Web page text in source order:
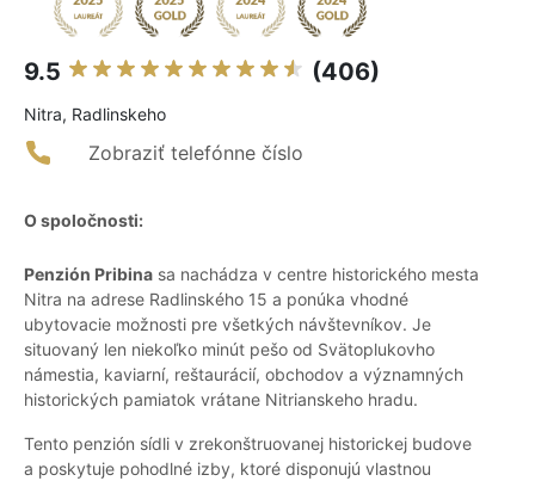
9.5 (406)
Nitra, Radlinskeho
Zobraziť telefónne číslo
O spoločnosti:
Penzión Pribina sa nachádza v centre historického mesta
Nitra na adrese Radlinského 15 a ponúka vhodné
ubytovacie možnosti pre všetkých návštevníkov. Je
situovaný len niekoľko minút pešo od Svätoplukovho
námestia, kaviarní, reštaurácií, obchodov a významných
historických pamiatok vrátane Nitrianskeho hradu.
Tento penzión sídli v zrekonštruovanej historickej budove
a poskytuje pohodlné izby, ktoré disponujú vlastnou